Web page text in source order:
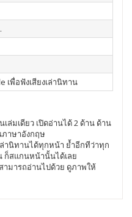
เพื่อฟังเสียงเล่านิทาน
ล่มเดียว เปิดอ่านได้ 2 ด้าน ด้าน
าษาอังกฤษ
านิทานได้ทุกหน้า ย้ำอีกทีว่าทุก
ก็สแกนหน้านั้นได้เลย
ามารถอ่านไปด้วย ดูภาพให้